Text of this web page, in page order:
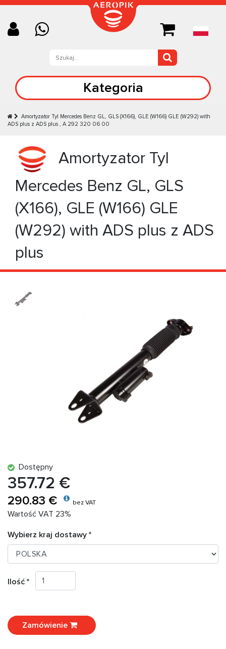
Kategoria
Amortyzator Tyl Mercedes Benz GL, GLS (X166), GLE (W166) GLE (W292) with
ADS plus z ADS plus , A 292 320 06 00
Amortyzator Tyl
Mercedes Benz GL, GLS
(X166), GLE (W166) GLE
(W292) with ADS plus z ADS
plus
Dostępny
357.72 €
290.83 € bez VAT
Wartość VAT 23%
Wybierz kraj dostawy *
Ilość *
Zamówienie